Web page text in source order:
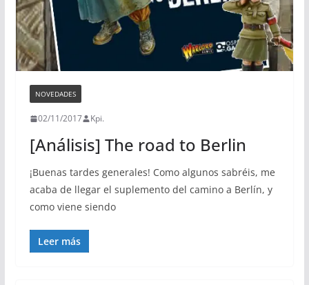
NOVEDADES
02/11/2017 Kpi.
[Análisis] The road to Berlin
¡Buenas tardes generales! Como algunos sabréis, me
acaba de llegar el suplemento del camino a Berlín, y
como viene siendo
Leer más